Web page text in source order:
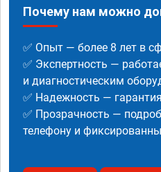
Почему нам можно
✅ Опыт — более 8 лет в
✅ Экспертность —
и диагностическим
✅ Надежность —
✅ Прозрачность —
телефону и